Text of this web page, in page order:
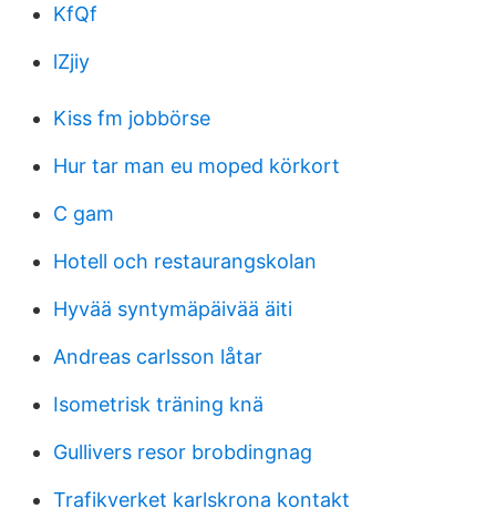
KfQf
lZjiy
Kiss fm jobbörse
Hur tar man eu moped körkort
C gam
Hotell och restaurangskolan
Hyvää syntymäpäivää äiti
Andreas carlsson låtar
Isometrisk träning knä
Gullivers resor brobdingnag
Trafikverket karlskrona kontakt